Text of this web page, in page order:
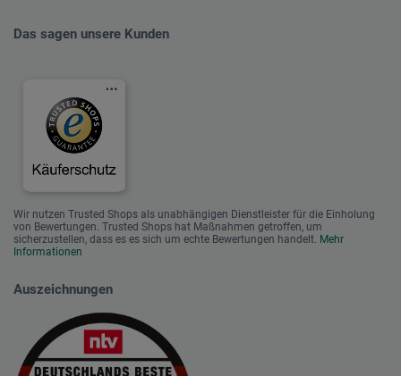
Das sagen unsere Kunden
Wir nutzen Trusted Shops als unabhängigen Dienstleister für die Einholung
von Bewertungen. Trusted Shops hat Maßnahmen getroffen, um
sicherzustellen, dass es es sich um echte Bewertungen handelt. Mehr
Informationen
Auszeichnungen